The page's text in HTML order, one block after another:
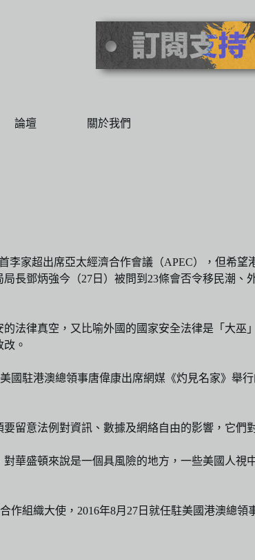
論壇 關於我們
家超出席亞太經濟合作會議（APEC），但希
長鄧炳強今（27日）被問到23條會否令移民潮
法律真空，又比喻外國的國家安全法律是「大
。
駐港澳總領事唐偉康出席網媒《灼見名家》舉
留意法例對資訊、數據及網絡自由的影響，它們
華盛頓來說是一個具風險的地方，一些美國人視
組織大使，2016年8月27日就任駐美國港澳總領